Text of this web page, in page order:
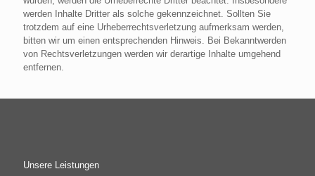
werden Inhalte Dritter als solche gekennzeichnet. Sollten Sie
trotzdem auf eine Urheberrechtsverletzung aufmerksam werden,
bitten wir um einen entsprechenden Hinweis. Bei Bekanntwerden
von Rechtsverletzungen werden wir derartige Inhalte umgehend
entfernen.
Unsere Leistungen